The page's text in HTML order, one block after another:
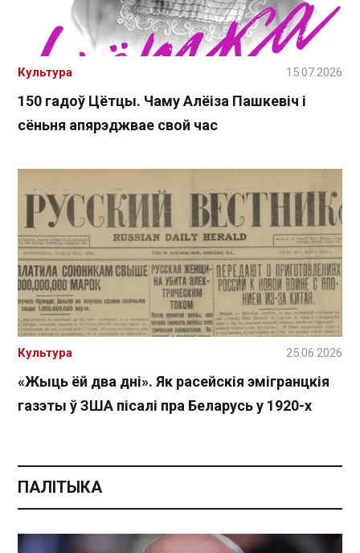
150 гадоў Цётцы. Чаму Алёіза Пашкевіч і
сёньня апярэджвае свой час
Культура 15.07.2026
«Жыць ёй два дні». Як расейскія эмігранцкія
газэты ў ЗША пісалі пра Беларусь у 1920-х
Культура 25.06.2026
ПАЛІТЫКА